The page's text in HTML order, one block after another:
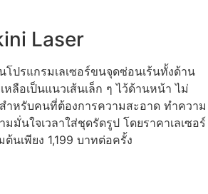
Laser
โปรแกรมเลเซอร์ขนจุดซ่อนเร้นทั้งด้าน
หลือเป็นแนวเส้นเล็ก ๆ ไว้ด้านหน้า ไม่
ำหรับคนที่ต้องการความสะอาด ทำความ
มั่นใจเวลาใส่ชุดรัดรูป โดยราคาเลเซอร์
นเพียง 1,199 บาทต่อครั้ง